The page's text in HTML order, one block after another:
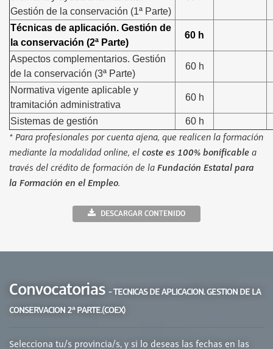
Gestión de la conservación (1ª Parte)
Técnicas de aplicación. Gestión de
la conservación (2ª Parte)
60 h
Aspectos complementarios. Gestión
de la conservación (3ª Parte)
60 h
Normativa vigente aplicable y
tramitación administrativa
60 h
Sistemas de gestión 60 h
* Para profesionales por cuenta ajena, que realicen la formación
mediante la modalidad online, el coste es 100% bonificable a
través del crédito de formación de la Fundación Estatal para
la Formación en el Empleo.
DESCARGAR CONTENIDO
Convocatorias - TECNICAS DE APLICACION. GESTION DE LA
CONSERVACION 2ª PARTE.(COEX)
Selecciona tu/s provincia/s, y si lo deseas las fechas en las